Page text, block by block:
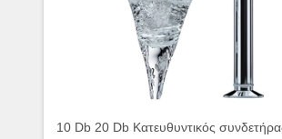
10 Db 20 Db Κατευθυντικός